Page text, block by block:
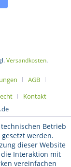
Versandkosten.
AGB
Kontakt
Betrieb
werden.
dieser Website
Interaktion mit
vereinfachen